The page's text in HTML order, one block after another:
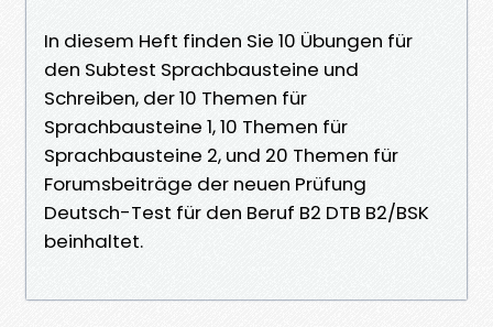
In diesem Heft finden Sie 10 Übungen für
den Subtest Sprachbausteine und
Schreiben, der 10 Themen für
Sprachbausteine 1, 10 Themen für
Sprachbausteine 2, und 20 Themen für
Forumsbeiträge der neuen Prüfung
Deutsch-Test für den Beruf B2 DTB B2/BSK
beinhaltet.